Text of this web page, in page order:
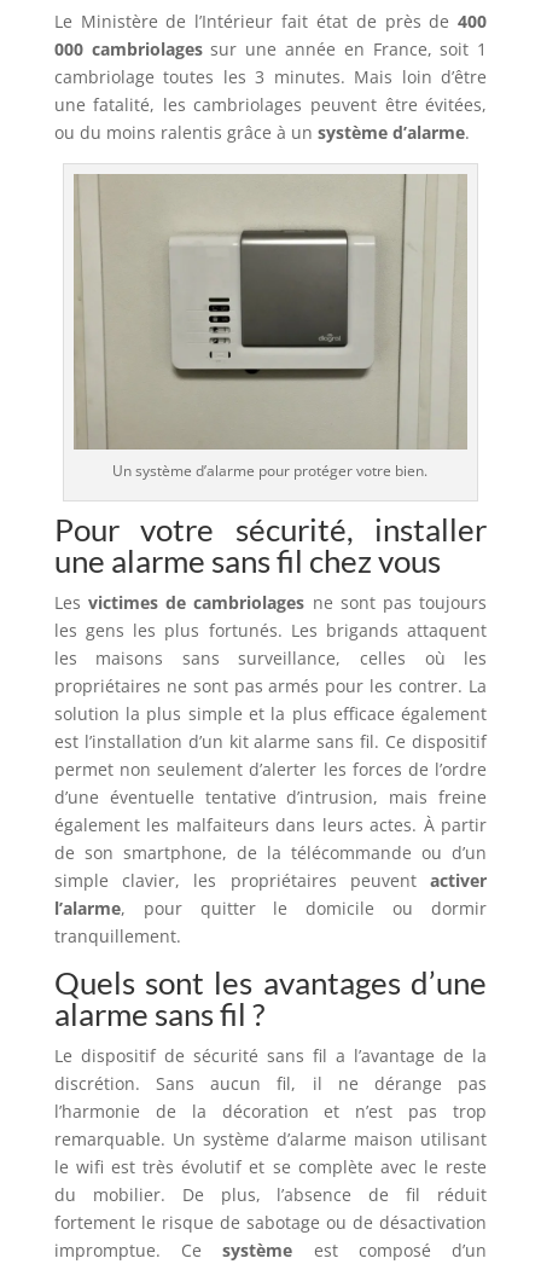
Le Ministère de l’Intérieur fait état de près de400
000 cambriolagessur une année en France, soit 1
cambriolage toutes les 3 minutes. Mais loin d’être
une fatalité, les cambriolages peuvent être évitées,
ou du moins ralentis grâce à un système d’alarme.
Un système d’alarme pour protéger votre bien.
Pour votre sécurité, installer
une alarme sans fil chez vous
Les victimes de cambriolages ne sont pas toujours
les gens les plus fortunés. Les brigands attaquent
les maisons sans surveillance, celles où les
propriétaires ne sont pas armés pour les contrer. La
solution la plus simple et la plus efficace également
est l’installation d’un kit alarme sans fil. Ce dispositif
permet non seulement d’alerter les forces de l’ordre
d’une éventuelle tentative d’intrusion, mais freine
également les malfaiteurs dans leurs actes. À partir
de son smartphone, de la télécommande ou d’un
simple clavier, les propriétaires peuventactiver
l’alarme, pour quitter le domicile ou dormir
tranquillement.
Quels sont les avantages d’une
alarme sans fil ?
Le dispositif de sécurité sans fil a l’avantage de la
discrétion. Sans aucun fil, il ne dérange pas
l’harmonie de la décoration et n’est pas trop
remarquable. Un système d’alarme maison utilisant
le wifi est très évolutif et se complète avec le reste
du mobilier. De plus, l’absence de fil réduit
fortement le risque de sabotage ou de désactivation
impromptue. Cesystème est composé d’un